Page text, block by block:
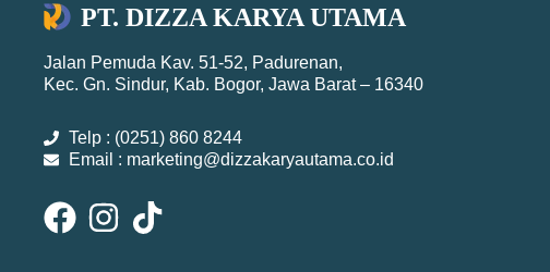
PT. DIZZA KARYA UTAMA
Jalan Pemuda Kav. 51-52, Padurenan,
Kec. Gn. Sindur, Kab. Bogor, Jawa Barat – 16340
Telp : (0251) 860 8244
Email : marketing@dizzakaryautama.co.id